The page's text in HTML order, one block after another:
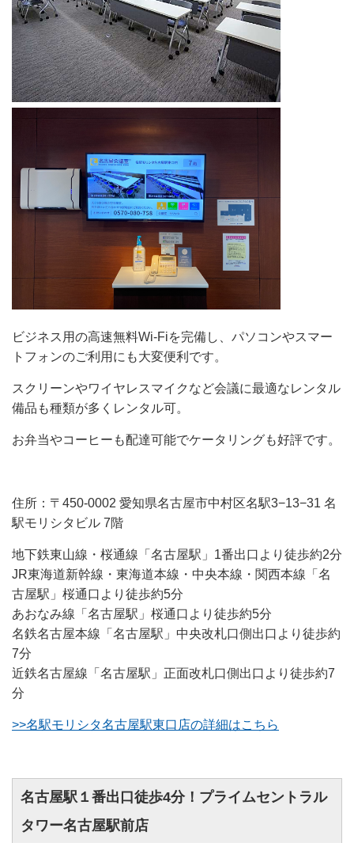
ビジネス用の高速無料Wi-Fiを完備し、パソコンやスマー
トフォンのご利用にも大変便利です。
スクリーンやワイヤレスマイクなど会議に最適なレンタル
備品も種類が多くレンタル可。
お弁当やコーヒーも配達可能でケータリングも好評です。
住所：〒450-0002 愛知県名古屋市中村区名駅3−13−31 名
駅モリシタビル 7階
地下鉄東山線・桜通線「名古屋駅」1番出口より徒歩約2分
JR東海道新幹線・東海道本線・中央本線・関西本線「名
古屋駅」桜通口より徒歩約5分
あおなみ線「名古屋駅」桜通口より徒歩約5分
名鉄名古屋本線「名古屋駅」中央改札口側出口より徒歩約
7分
近鉄名古屋線「名古屋駅」正面改札口側出口より徒歩約7
分
>>名駅モリシタ名古屋駅東口店の詳細はこちら
名古屋駅１番出口徒歩4分！プライムセントラル
タワー名古屋駅前店